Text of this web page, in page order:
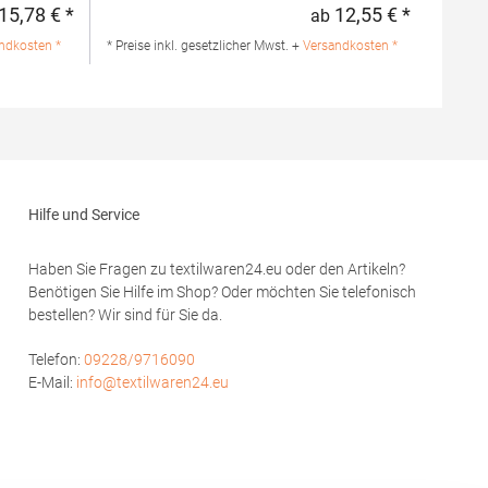
Regulärer Preis:
15,78 € *
*
Herausreißbares LabelPfegehinweis: 40 °C
waschbarBügeln erlaubtGrammatur: 210
Regulärer
ab 12,55 € *
* Preise inkl. gesetzlicher Mwst. + Versandkosten *
Hilfe und Service
Haben Sie Fragen zu textilwaren24.eu oder den Artikeln?
Benötigen Sie Hilfe im Shop? Oder möchten Sie telefonisch
bestellen? Wir sind für Sie da.
Telefon: 09228/9716090
E-Mail: info@textilwaren24.eu